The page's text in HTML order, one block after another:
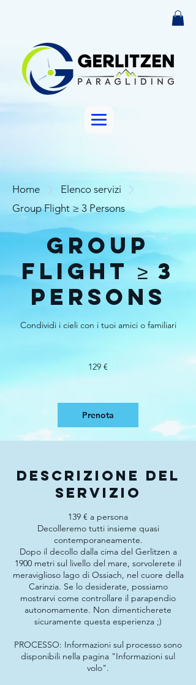
Home
Elenco servizi
Group Flight ≥ 3 Persons
Group
Flight ≥ 3
Persons
Condividi i cieli con i tuoi amici o familiari
129 €
Prenota
Descrizione del
servizio
139 € a persona
Decolleremo tutti insieme quasi
contemporaneamente.
Dopo il decollo dalla cima del Gerlitzen a
1900 metri sul livello del mare, sorvolerete il
meraviglioso lago di Ossiach, nel cuore della
Carinzia. Se lo desiderate, possiamo
mostrarvi come controllare il parapendio
autonomamente. Non dimenticherete
sicuramente questa esperienza ;)
PROCESSO: Informazioni sul processo sono
disponibili nella pagina "Informazioni sul
volo".